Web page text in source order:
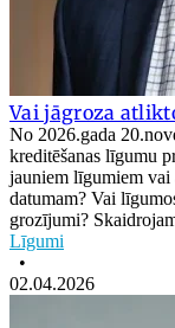
Vai jāgroza
No 2026.gada
kreditēšanas līgumu
jauniem līgumiem vai
datumam? Vai
grozījumi?
Līgumi
•
02.04.2026